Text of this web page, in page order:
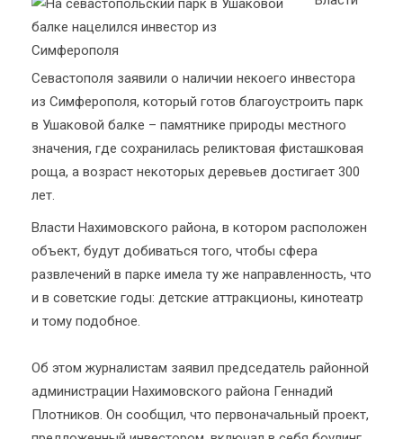
Севастополя заявили о наличии некоего инвестора
из Симферополя, который готов благоустроить парк
в Ушаковой балке – памятнике природы местного
значения, где сохранилась реликтовая фисташковая
роща, а возраст некоторых деревьев достигает 300
лет.
Власти Нахимовского района, в котором расположен
объект, будут добиваться того, чтобы сфера
развлечений в парке имела ту же направленность, что
и в советские годы: детские аттракционы, кинотеатр
и тому подобное.
Об этом журналистам заявил председатель районной
администрации Нахимовского района Геннадий
Плотников. Он сообщил, что первоначальный проект,